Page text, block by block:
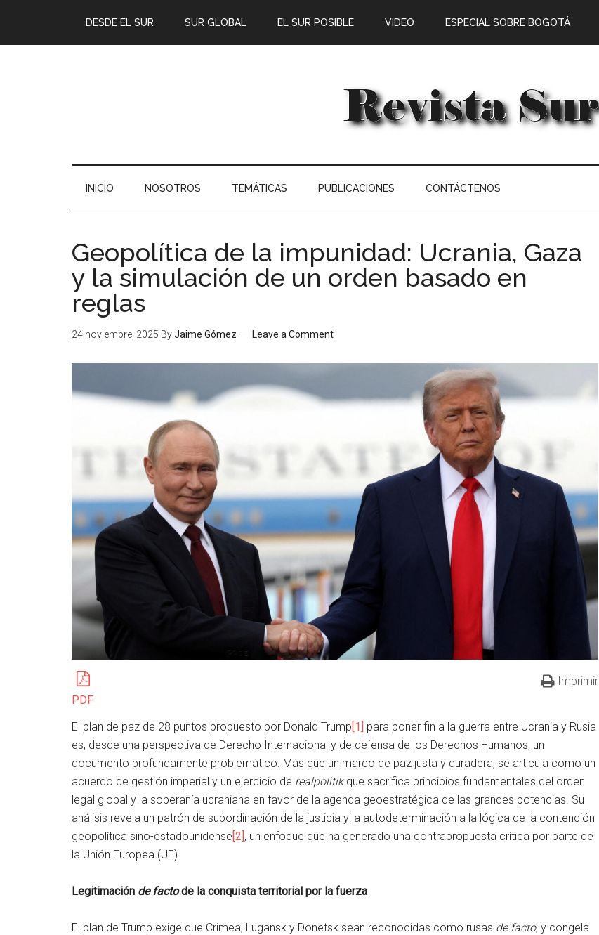
DESDE EL SUR SUR GLOBAL EL SUR POSIBLE VIDEO ESPECIAL SOBRE BOGOTÁ
INICIO NOSOTROS TEMÁTICAS PUBLICACIONES CONTÁCTENOS
Geopolítica de la impunidad: Ucrania, Gaza
y la simulación de un orden basado en
reglas
24 noviembre, 2025 ByJaime Gómez Leave a Comment
PDF
Imprimir
El plan de paz de 28 puntos propuesto por Donald Trump[1] para poner fin a la guerra entre Ucrania y Rusia
es, desde una perspectiva de Derecho Internacional y de defensa de los Derechos Humanos, un
documento profundamente problemático. Más que un marco de paz justa y duradera, se articula como un
acuerdo de gestión imperial y un ejercicio de realpolitikque sacrifica principios fundamentales del orden
legal global y la soberanía ucraniana en favor de la agenda geoestratégica de las grandes potencias. Su
análisis revela un patrón de subordinación de la justicia y la autodeterminación a la lógica de la contención
geopolítica sino-estadounidense[2], un enfoque que ha generado una contrapropuesta crítica por parte de
la Unión Europea (UE).
Legitimación de factode la conquista territorial por la fuerza
El plan de Trump exige que Crimea, Lugansk y Donetsk sean reconocidas como rusas de facto, y congela